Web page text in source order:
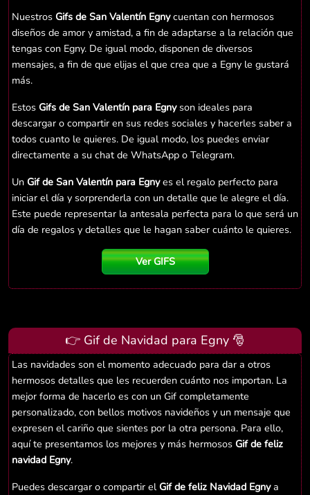
Nuestros Gifs de San Valentín Egnycuentan con hermosos
diseños de amor y amistad, a fin de adaptarse a la relación que
tengas con Egny. De igual modo, disponen de diversos
mensajes, a fin de que elijas el que crea que a Egny le gustará
más.
Estos Gifs de San Valentín para Egnyson ideales para
descargar o compartir en sus redes sociales y hacerles saber a
todos cuanto le quieres. De igual modo, los puedes enviar
directamente a su chat de WhatsApp o Telegram.
Un Gif de San Valentín para Egnyes el regalo perfecto para
iniciar el día y sorprenderla con un detalle que le alegre el día.
Este puede representar la antesala perfecta para lo que será un
día de regalos y detalles que le hagan saber cuánto le quieres.
Ver GIFS
👉 Gif de Navidad para Egny 🎅
Las navidades son el momento adecuado para dar a otros
hermosos detalles que les recuerden cuánto nos importan. La
mejor forma de hacerlo es con un Gif completamente
personalizado, con bellos motivos navideños y un mensaje que
expresen el cariño que sientes por la otra persona. Para ello,
aquí te presentamos los mejores y más hermosos Gif de feliz
navidad Egny.
Puedes descargar o compartir elGif de feliz Navidad Egnya